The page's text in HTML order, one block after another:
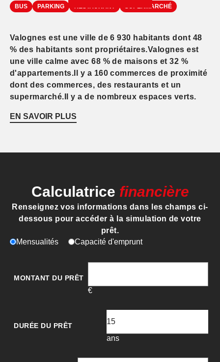
Valognes est une ville de 6 930 habitants dont 48
% des habitants sont propriétaires.Valognes est
une ville calme avec 68 % de maisons et 32 %
d'appartements.Il y a 160 commerces de proximité
dont des commerces, des restaurants et un
supermarché.Il y a de nombreux espaces verts.
EN SAVOIR PLUS
BUS PARKING SUPERMARCHÉ
Calculatrice financière
Renseignez vos informations dans les champs ci-
dessous pour accéder à la simulation de votre
prêt.